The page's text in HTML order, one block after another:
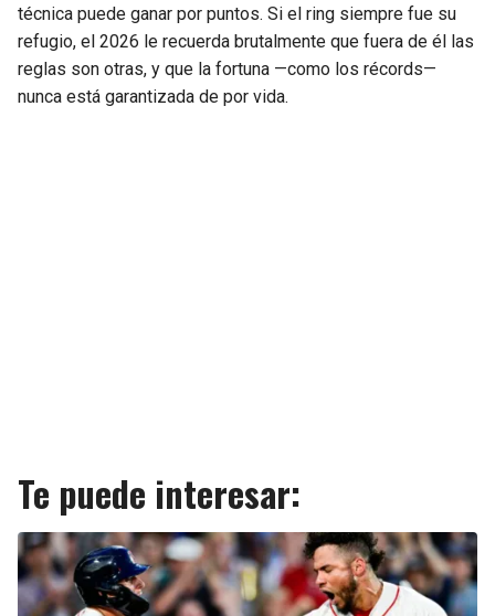
técnica puede ganar por puntos. Si el ring siempre fue su
refugio, el 2026 le recuerda brutalmente que fuera de él las
reglas son otras, y que la fortuna —como los récords—
nunca está garantizada de por vida.
Te puede interesar: